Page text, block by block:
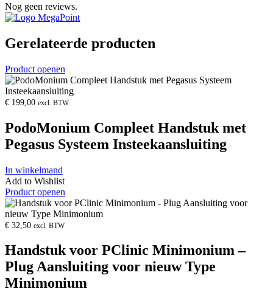
Nog geen reviews.
Gerelateerde producten
Product openen
€ 199,00 excl. BTW
PodoMonium Compleet Handstuk met
Pegasus Systeem Insteekaansluiting
In winkelmand
Add to Wishlist
Product openen
€ 32,50 excl. BTW
Handstuk voor PClinic Minimonium –
Plug Aansluiting voor nieuw Type
Minimonium